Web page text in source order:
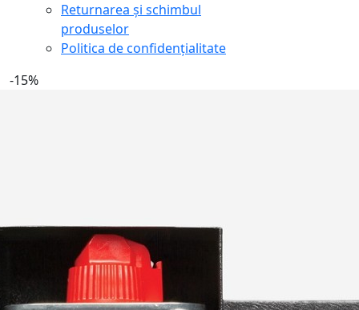
Returnarea și schimbul
produselor
Politica de confidențialitate
-15%